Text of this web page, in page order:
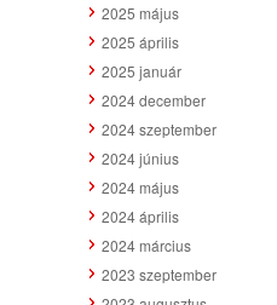
2025 május
2025 április
2025 január
2024 december
2024 szeptember
2024 június
2024 május
2024 április
2024 március
2023 szeptember